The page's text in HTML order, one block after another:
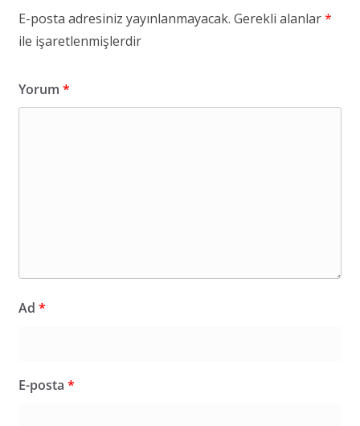
E-posta adresiniz yayınlanmayacak. Gerekli alanlar*
ile işaretlenmişlerdir
Yorum *
Ad *
E-posta *